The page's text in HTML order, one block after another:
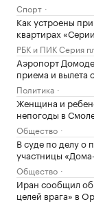
Спорт
Как устроены
квартирах
РБК и ПИК Серия
Аэропорт
приема и вылета
Политика
Женщина и
непогоды в
Общество
В суде по делу о
участницы
Общество
Иран сообщил
целей врага» в